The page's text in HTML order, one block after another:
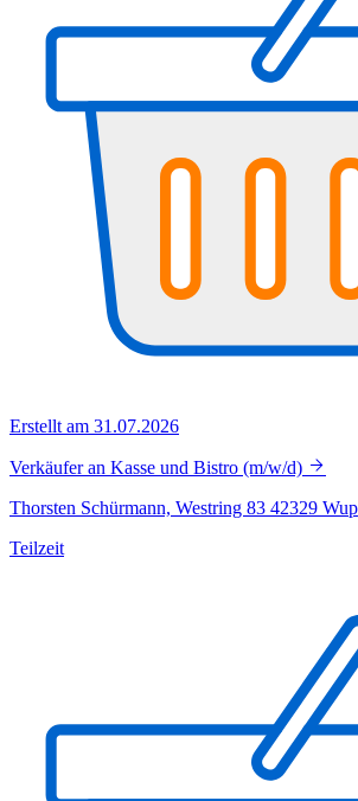
Erstellt am 31.07.2026
Verkäufer an Kasse und Bistro (m/w/d)
Thorsten Schürmann, Westring 83 42329
Teilzeit